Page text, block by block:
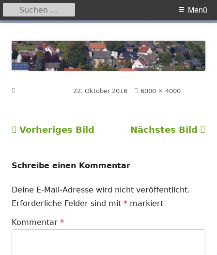
zum
Inhalt
Primäres
Menü
Suchen
nach:
22. Oktober 2016 Volle
6000 × 4000
Vorheriges Bild Nächstes Bild
Schreibe einen Kommentar
Deine E-Mail-Adresse wird nicht veröffentlicht.
Erforderliche Felder sind mit * markiert
Kommentar *